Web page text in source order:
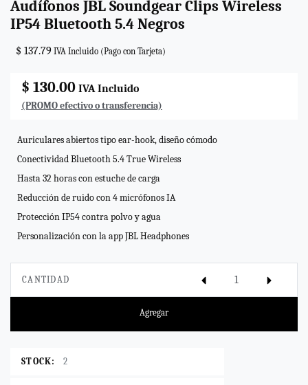
Audífonos JBL Soundgear Clips Wireless
IP54 Bluetooth 5.4 Negros
$ 137.79 IVA Incluido (Pago con Tarjeta)
$ 130.00 IVA Incluido
(PROMO efectivo o transferencia)
Auriculares abiertos tipo ear-hook, diseño cómodo
Conectividad Bluetooth 5.4 True Wireless
Hasta 32 horas con estuche de carga
Reducción de ruido con 4 micrófonos IA
Protección IP54 contra polvo y agua
Personalización con la app JBL Headphones
CANTIDAD
Agregar
STOCK: 2